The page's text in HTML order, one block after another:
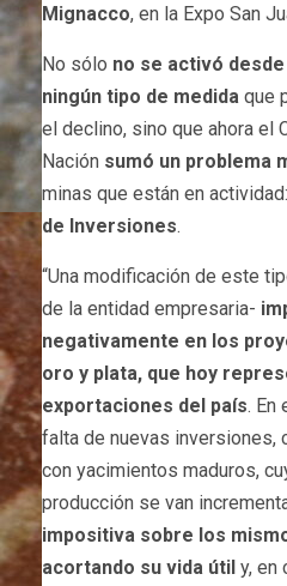
Mignacco, en la Expo San
No sólo no se activó
ningún tipo de medida que
el declino, sino que ahora el
Nación sumó un problema
minas que están en actividad:
de Inversiones.
“Una modificación de este
de la entidad empresaria- i
negativamente en los
oro y plata, que hoy
exportaciones del país. En
falta de nuevas inversiones,
con yacimientos maduros,
producción se van
impositiva sobre los
acortando su vida útil y, en